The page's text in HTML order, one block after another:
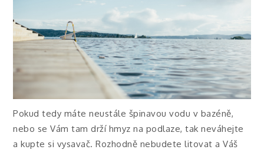
Pokud tedy máte neustále špinavou vodu v bazéně,
nebo se Vám tam drží hmyz na podlaze, tak neváhejte
a kupte si vysavač. Rozhodně nebudete litovat a Váš